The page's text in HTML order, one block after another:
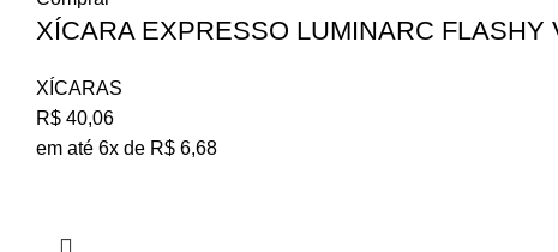
XÍCARA EXPRESSO LUMINARC
XÍCARAS
R$ 40,06
em até 6x de R$ 6,68